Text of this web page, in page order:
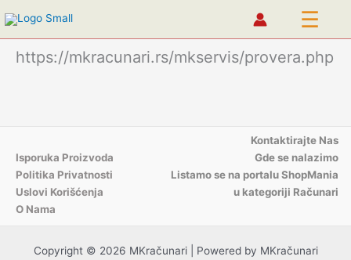
Pređi
☰
https://mkracunari.rs/mkservis/provera.php
Isporuka Proizvoda
Politika Privatnosti
Uslovi Korišćenja
O Nama
Kontaktirajte Nas
Gde se nalazimo
Listamo se na portalu ShopMania
u kategoriji Računari
Copyright © 2026 MKračunari | Powered by MKračunari